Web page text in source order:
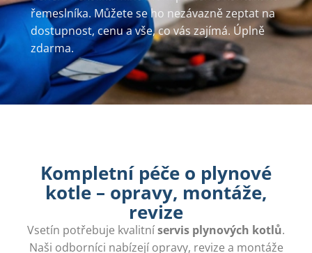
řemeslníka. Můžete se ho nezávazně zeptat na
dostupnost, cenu a vše, co vás zajímá. Úplně
zdarma.
Kompletní péče o plynové
kotle – opravy, montáže,
revize
Vsetín potřebuje kvalitníservis plynových kotlů.
Naši odborníci nabízejí opravy, revize a montáže